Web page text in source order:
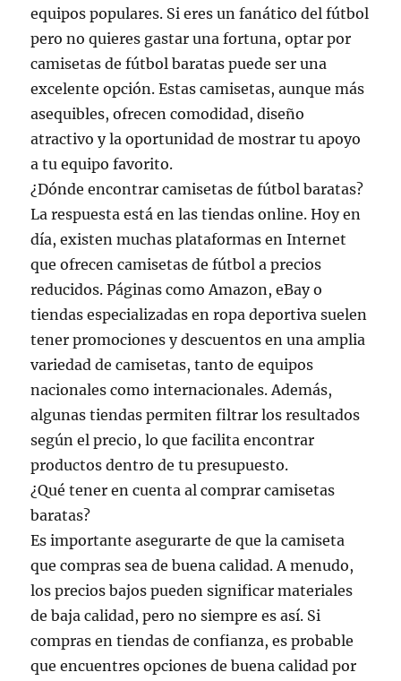
equipos populares. Si eres un fanático del fútbol
pero no quieres gastar una fortuna, optar por
camisetas de fútbol baratas puede ser una
excelente opción. Estas camisetas, aunque más
asequibles, ofrecen comodidad, diseño
atractivo y la oportunidad de mostrar tu apoyo
a tu equipo favorito.
¿Dónde encontrar camisetas de fútbol baratas?
La respuesta está en las tiendas online. Hoy en
día, existen muchas plataformas en Internet
que ofrecen camisetas de fútbol a precios
reducidos. Páginas como Amazon, eBay o
tiendas especializadas en ropa deportiva suelen
tener promociones y descuentos en una amplia
variedad de camisetas, tanto de equipos
nacionales como internacionales. Además,
algunas tiendas permiten filtrar los resultados
según el precio, lo que facilita encontrar
productos dentro de tu presupuesto.
¿Qué tener en cuenta al comprar camisetas
baratas?
Es importante asegurarte de que la camiseta
que compras sea de buena calidad. A menudo,
los precios bajos pueden significar materiales
de baja calidad, pero no siempre es así. Si
compras en tiendas de confianza, es probable
que encuentres opciones de buena calidad por